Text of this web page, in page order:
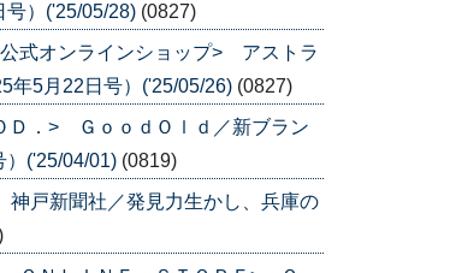
号）('25/05/28) (0827)
式オンラインショップ> アストラ
年5月22日号）('25/05/26) (0827)
Ｄ．> ＧｏｏｄＯｌｄ／新ブラン
）('25/04/01) (0819)
戸新聞社／発見力生かし、兵庫の